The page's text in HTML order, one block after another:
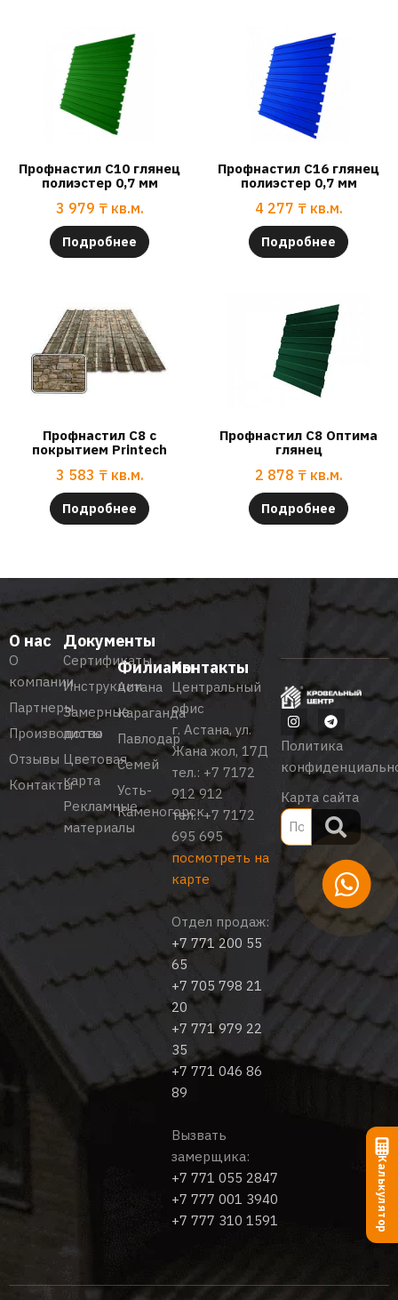
Профнастил С10 глянец
полиэстер 0,7 мм
3 979 ₸ кв.м.
Подробнее
Профнастил С16 глянец
полиэстер 0,7 мм
4 277 ₸ кв.м.
Подробнее
Профнастил С8 с
покрытием Printech
3 583 ₸ кв.м.
Подробнее
Профнастил С8 Оптима
глянец
2 878 ₸ кв.м.
Подробнее
О нас
О
компании
Партнеры
Производство
Отзывы
Контакты
Документы
Сертификаты
Инструкции
Замерные
листы
Цветовая
карта
Рекламные
материалы
Филиалы
Астана
Караганда
Павлодар
Семей
Усть-
Каменогорск
Контакты
Центральный
офис
г. Астана, ул.
Жана жол, 17Д
тел.: +7 7172
912 912
тел.:+7 7172
695 695
посмотреть на
карте
Отдел продаж:
+7 771 200 55
65
+7 705 798 21
20
+7 771 979 22
35
+7 771 046 86
89
Вызвать
замерщика:
+7 771 055 2847
+7 777 001 3940
+7 777 310 1591
Политика
Карта сайта
Калькулятор